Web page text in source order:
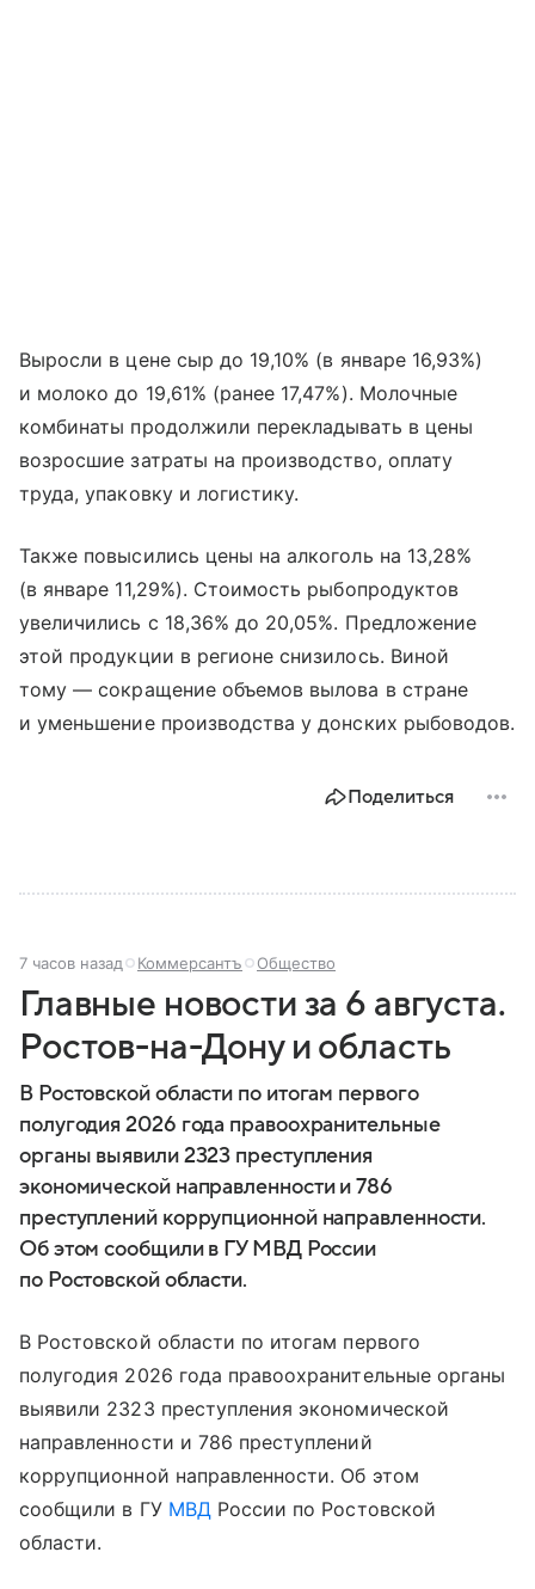
Выросли в цене сыр до 19,10% (в январе 16,93%)
и молоко до 19,61% (ранее 17,47%). Молочные
комбинаты продолжили перекладывать в цены
возросшие затраты на производство, оплату
труда, упаковку и логистику.
Также повысились цены на алкоголь на 13,28%
(в январе 11,29%). Стоимость рыбопродуктов
увеличились с 18,36% до 20,05%. Предложение
этой продукции в регионе снизилось. Виной
тому — сокращение объемов вылова в стране
и уменьшение производства у донских рыбоводов.
Поделиться
7 часов назад Коммерсантъ Общество
Главные новости за 6 августа.
Ростов-на-Дону и область
В Ростовской области по итогам первого
полугодия 2026 года правоохранительные
органы выявили 2323 преступления
экономической направленности и 786
преступлений коррупционной направленности.
Об этом сообщили в ГУ МВД России
по Ростовской области.
В Ростовской области по итогам первого
полугодия 2026 года правоохранительные органы
выявили 2323 преступления экономической
направленности и 786 преступлений
коррупционной направленности. Об этом
сообщили в ГУ МВД России по Ростовской
области.